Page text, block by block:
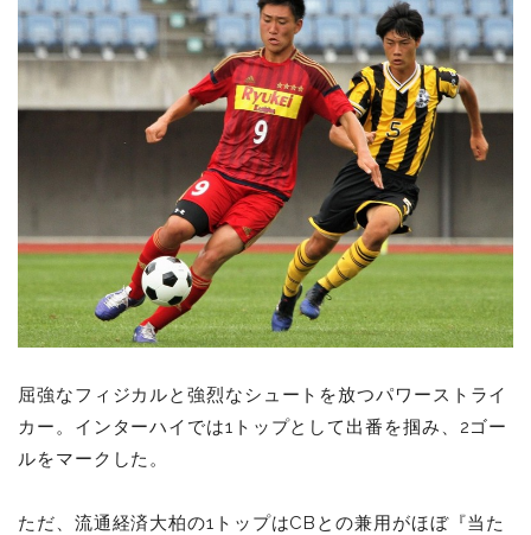
屈強なフィジカルと強烈なシュートを放つパワーストライ
カー。インターハイでは1トップとして出番を掴み、2ゴー
ルをマークした。
ただ、流通経済大柏の1トップはCBとの兼用がほぼ『当た